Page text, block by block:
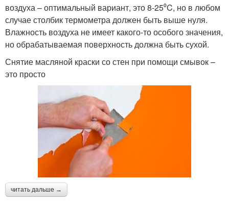
воздуха – оптимальный вариант, это 8-25⁰C, но в любом
случае столбик термометра должен быть выше нуля.
Влажность воздуха не имеет какого-то особого значения,
но обрабатываемая поверхность должна быть сухой.
Снятие масляной краски со стен при помощи смывок –
это просто
читать дальше →